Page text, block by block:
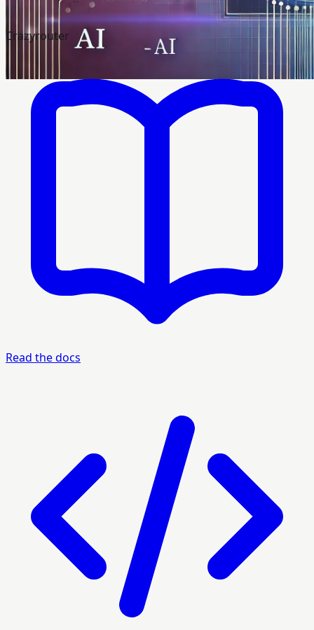
Crazyrouter
Read the docs